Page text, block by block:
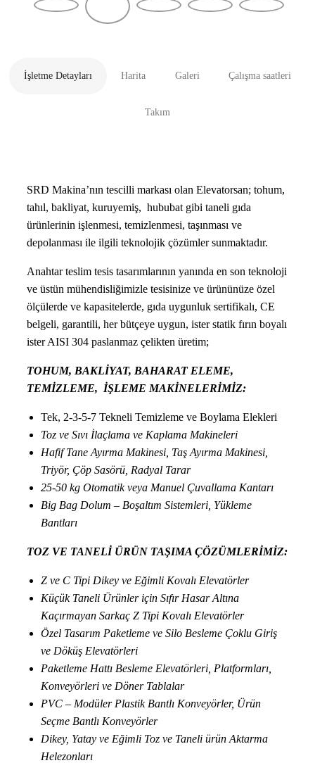
İşletme Detayları Harita Galeri Çalışma saatleri
Takım
SRD Makina’nın tescilli markası olan Elevatorsan; tohum,
tahıl, bakliyat, kuruyemiş, hububat gibi taneli gıda
ürünlerinin işlenmesi, temizlenmesi, taşınması ve
depolanması ile ilgili teknolojik çözümler sunmaktadır.
Anahtar teslim tesis tasarımlarının yanında en son teknoloji
ve üstün mühendisliğimizle tesisinize ve ürününüze özel
ölçülerde ve kapasitelerde, gıda uygunluk sertifikalı, CE
belgeli, garantili, her bütçeye uygun, ister statik fırın boyalı
ister AISI 304 paslanmaz çelikten üretim;
TOHUM, BAKLİYAT, BAHARAT ELEME,
TEMİZLEME, İŞLEME MAKİNELERİMİZ:
Tek, 2-3-5-7 Tekneli Temizleme ve Boylama Elekleri
Toz ve Sıvı İlaçlama ve Kaplama Makineleri
Hafif Tane Ayırma Makinesi, Taş Ayırma Makinesi,
Triyör, Çöp Sasörü, Radyal Tarar
25-50 kg Otomatik veya Manuel Çuvallama Kantarı
Big Bag Dolum – Boşaltım Sistemleri, Yükleme
Bantları
TOZ VE TANELİ ÜRÜN TAŞIMA ÇÖZÜMLERİMİZ:
Z ve C Tipi Dikey ve Eğimli Kovalı Elevatörler
Küçük Taneli Ürünler için Sıfır Hasar Altına
Kaçırmayan Sarkaç Z Tipi Kovalı Elevatörler
Özel Tasarım Paketleme ve Silo Besleme Çoklu Giriş
ve Döküş Elevatörleri
Paketleme Hattı Besleme Elevatörleri, Platformları,
Konveyörleri ve Döner Tablalar
PVC – Modüler Plastik Bantlı Konveyörler, Ürün
Seçme Bantlı Konveyörler
Dikey, Yatay ve Eğimli Toz ve Taneli ürün Aktarma
Helezonları